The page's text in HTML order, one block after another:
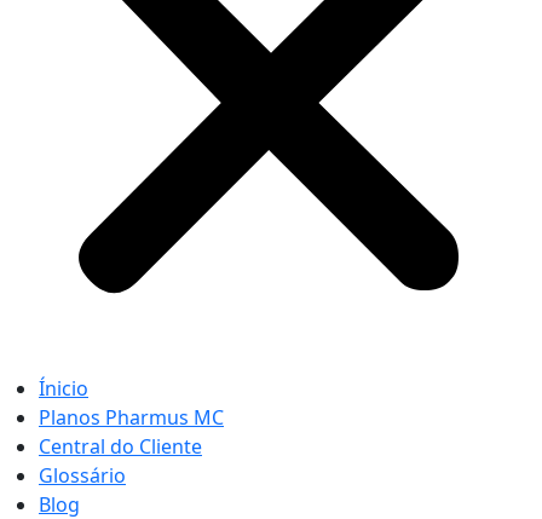
Ínicio
Planos Pharmus MC
Central do Cliente
Glossário
Blog